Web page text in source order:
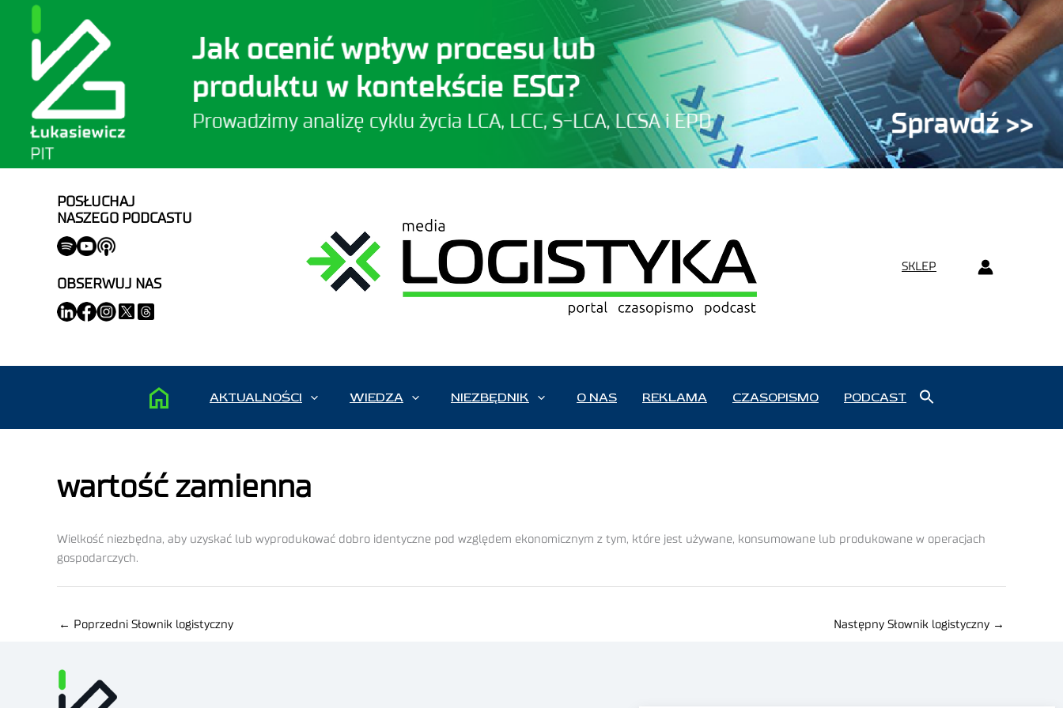
POSŁUCHAJ
NASZEGO PODCASTU
OBSERWUJ NAS
SKLEP
AKTUALNOŚCI WIEDZA NIEZBĘDNIK O NAS REKLAMA CZASOPISMO PODCAST
wartość zamienna
Wielkość niezbędna, aby uzyskać lub wyprodukować dobro identyczne pod względem ekonomicznym z tym, które jest używane, konsumowane lub produkowane w operacjach
gospodarczych.
← Poprzedni Słownik logistyczny Następny Słownik logistyczny →